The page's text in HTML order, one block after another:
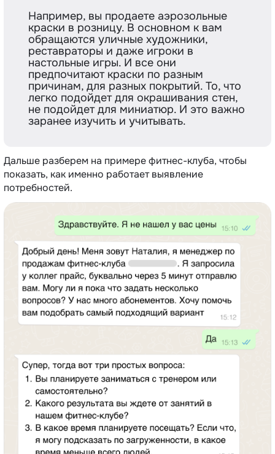
Например, вы продаете аэрозольные
краски в розницу. В основном к вам
обращаются уличные художники,
реставраторы и даже игроки в
настольные игры. И все они
предпочитают краски по разным
причинам, для разных покрытий. То, что
легко подойдет для окрашивания стен,
не подойдет для миниатюр. И это важно
заранее изучить и учитывать.
Дальше разберем на примере фитнес-клуба, чтобы
показать, как именно работает выявление
потребностей.